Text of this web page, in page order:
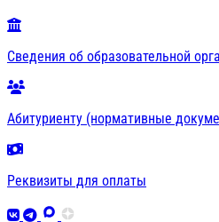
Сведения об образовательной
Абитуриенту (нормативные
Реквизиты для оплаты